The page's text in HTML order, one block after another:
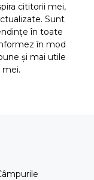
cititorii mei,
Sunt
în toate
în mod
și mai utile